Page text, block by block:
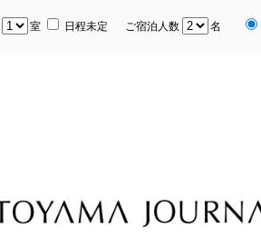
室 日程未定 ご宿泊人数 名